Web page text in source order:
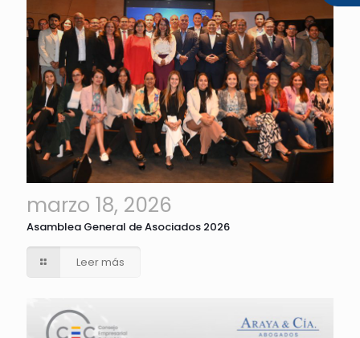
marzo 18, 2026
Asamblea General de Asociados 2026
Leer más